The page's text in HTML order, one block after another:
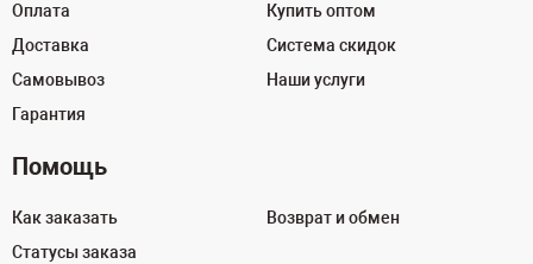
Оплата
Доставка
Самовывоз
Гарантия
Купить оптом
Система скидок
Наши услуги
Помощь
Как заказать
Статусы заказа
Возврат и обмен